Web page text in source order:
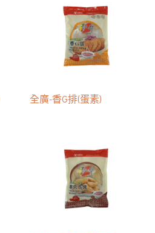
全廣-香G排(蛋素)